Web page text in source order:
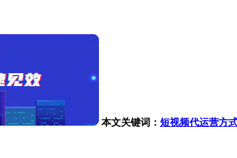
本文关键词： 短视频代运营方